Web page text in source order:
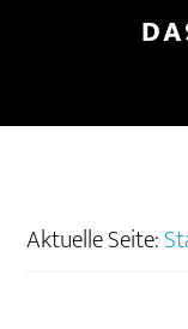
Aktuelle Seite: